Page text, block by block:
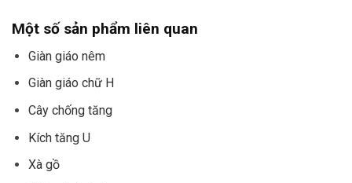
Một số sản phẩm liên quan
Giàn giáo nêm
Giàn giáo chữ H
Cây chống tăng
Kích tăng U
Xà gồ